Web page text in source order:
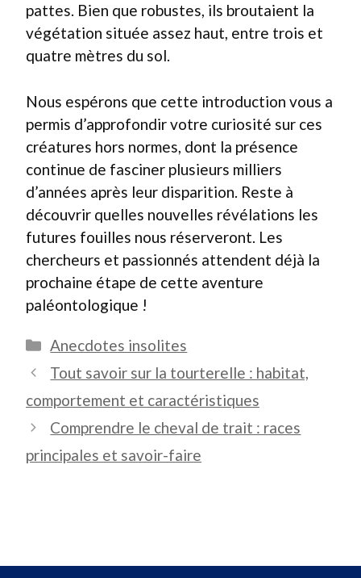
pattes. Bien que robustes, ils broutaient la
végétation située assez haut, entre trois et
quatre mètres du sol.
Nous espérons que cette introduction vous a
permis d’approfondir votre curiosité sur ces
créatures hors normes, dont la présence
continue de fasciner plusieurs milliers
d’années après leur disparition. Reste à
découvrir quelles nouvelles révélations les
futures fouilles nous réserveront. Les
chercheurs et passionnés attendent déjà la
prochaine étape de cette aventure
paléontologique !
Catégories
Anecdotes insolites
Tout savoir sur la tourterelle : habitat,
comportement et caractéristiques
Comprendre le cheval de trait : races
principales et savoir-faire